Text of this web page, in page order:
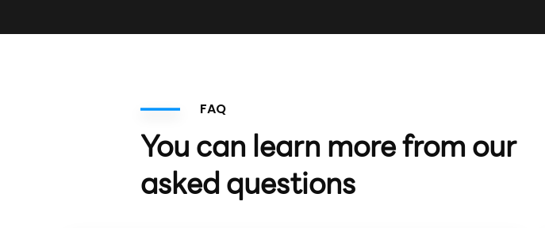
FAQ
You can learn more from our
asked questions